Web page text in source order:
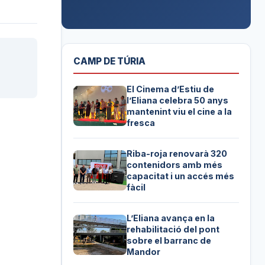
CAMP DE TÚRIA
El Cinema d’Estiu de
l’Eliana celebra 50 anys
mantenint viu el cine a la
fresca
Riba-roja renovarà 320
contenidors amb més
capacitat i un accés més
fàcil
L’Eliana avança en la
rehabilitació del pont
sobre el barranc de
Mandor